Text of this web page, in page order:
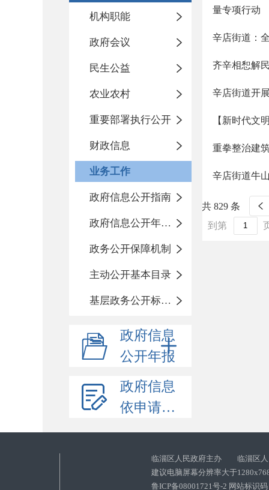
机构职能
政府会议
民生公益
农业农村
重要部署执行公开
财政信息
业务工作
政府信息公开指南
政府信息公开年度报告
政务公开保障机制
主动公开基本目录
基层政务公开标准化目录
政府信息
公开年报
政府信息
依申请公开
量专项行动
辛店街道：
齐辛相惒解
辛店街道开
【新时代文
重拳整治建
辛店街道牛
共 829 条
到第
临淄区人民政府主办 临淄区人
建议电脑屏幕分辨率大于
鲁ICP备08001721号-2 网站标识